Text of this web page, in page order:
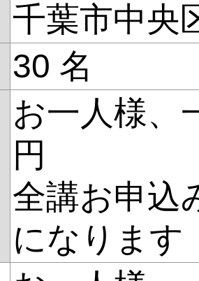
千葉市中央
30 名
お一人様、
円
全講お申込
になります